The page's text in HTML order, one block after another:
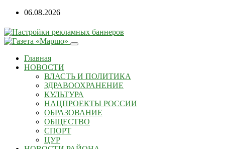
06.08.2026
Главная
НОВОСТИ
ВЛАСТЬ И ПОЛИТИКА
ЗДРАВООХРАНЕНИЕ
КУЛЬТУРА
НАЦПРОЕКТЫ РОССИИ
ОБРАЗОВАНИЕ
ОБЩЕСТВО
СПОРТ
ЦУР